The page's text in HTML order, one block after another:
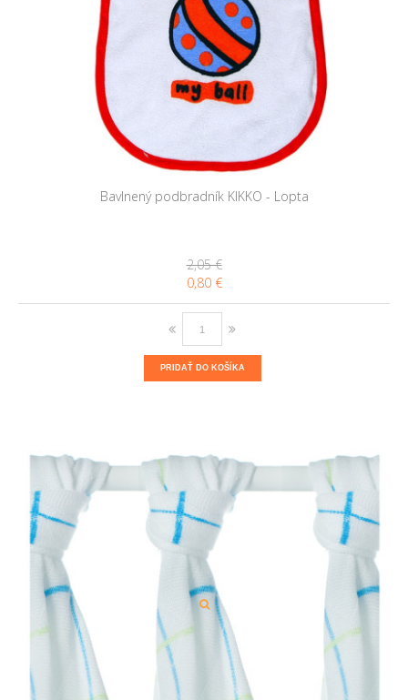
Bavlnený podbradník KIKKO - Lopta
2,05 €
0,80 €
PRIDAŤ DO KOŠÍKA